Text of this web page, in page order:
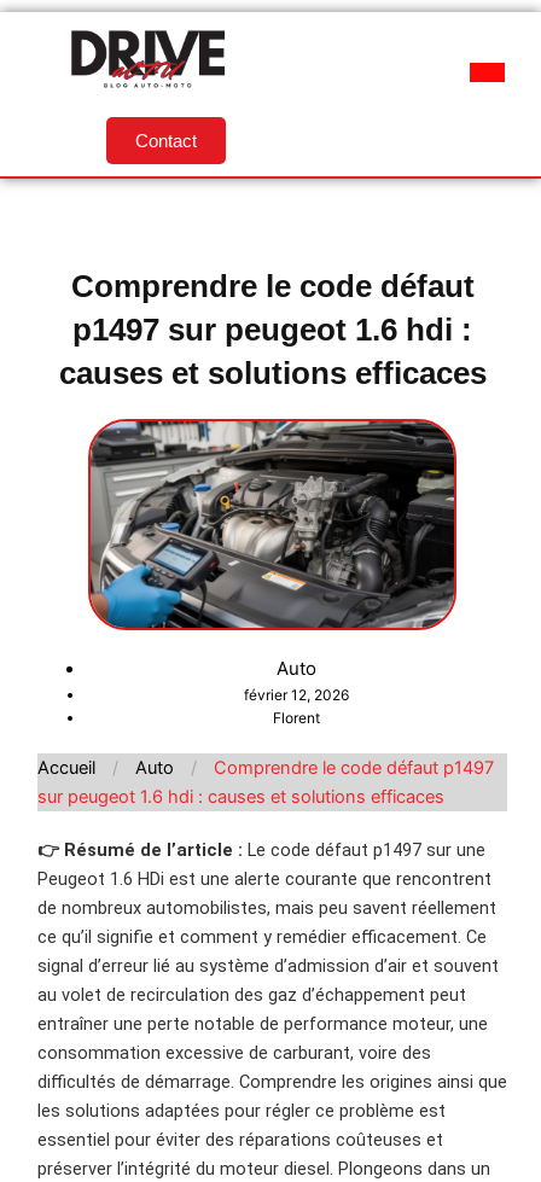
Contact
Comprendre le code défaut
p1497 sur peugeot 1.6 hdi :
causes et solutions efficaces
Auto
février 12, 2026
Florent
Accueil / Auto /
Comprendre le code défaut p1497
sur peugeot 1.6 hdi : causes et solutions efficaces
👉 Résumé de l’article : Le code défaut p1497 sur une
Peugeot 1.6 HDi est une alerte courante que rencontrent
de nombreux automobilistes, mais peu savent réellement
ce qu’il signifie et comment y remédier efficacement. Ce
signal d’erreur lié au système d’admission d’air et souvent
au volet de recirculation des gaz d’échappement peut
entraîner une perte notable de performance moteur, une
consommation excessive de carburant, voire des
difficultés de démarrage. Comprendre les origines ainsi que
les solutions adaptées pour régler ce problème est
essentiel pour éviter des réparations coûteuses et
préserver l’intégrité du moteur diesel. Plongeons dans un